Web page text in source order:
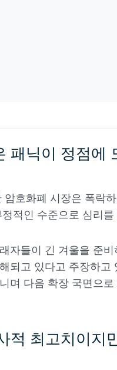
패닉이 정점에
호화폐 시장은 폭락
적인 수준으로 심리
자들이 긴 겨울을 준
되고 있다고 주장하
며 다음 확장 국면으
적 최고치이지